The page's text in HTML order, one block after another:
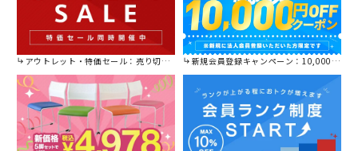
アウトレット・特価セール：売り切れ御免の特別価格！ 新規会員登録キャンペーン：10,000円OFFクーポン進呈中！